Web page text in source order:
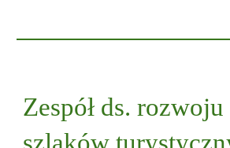
Zespół ds. rozwoju
szlaków